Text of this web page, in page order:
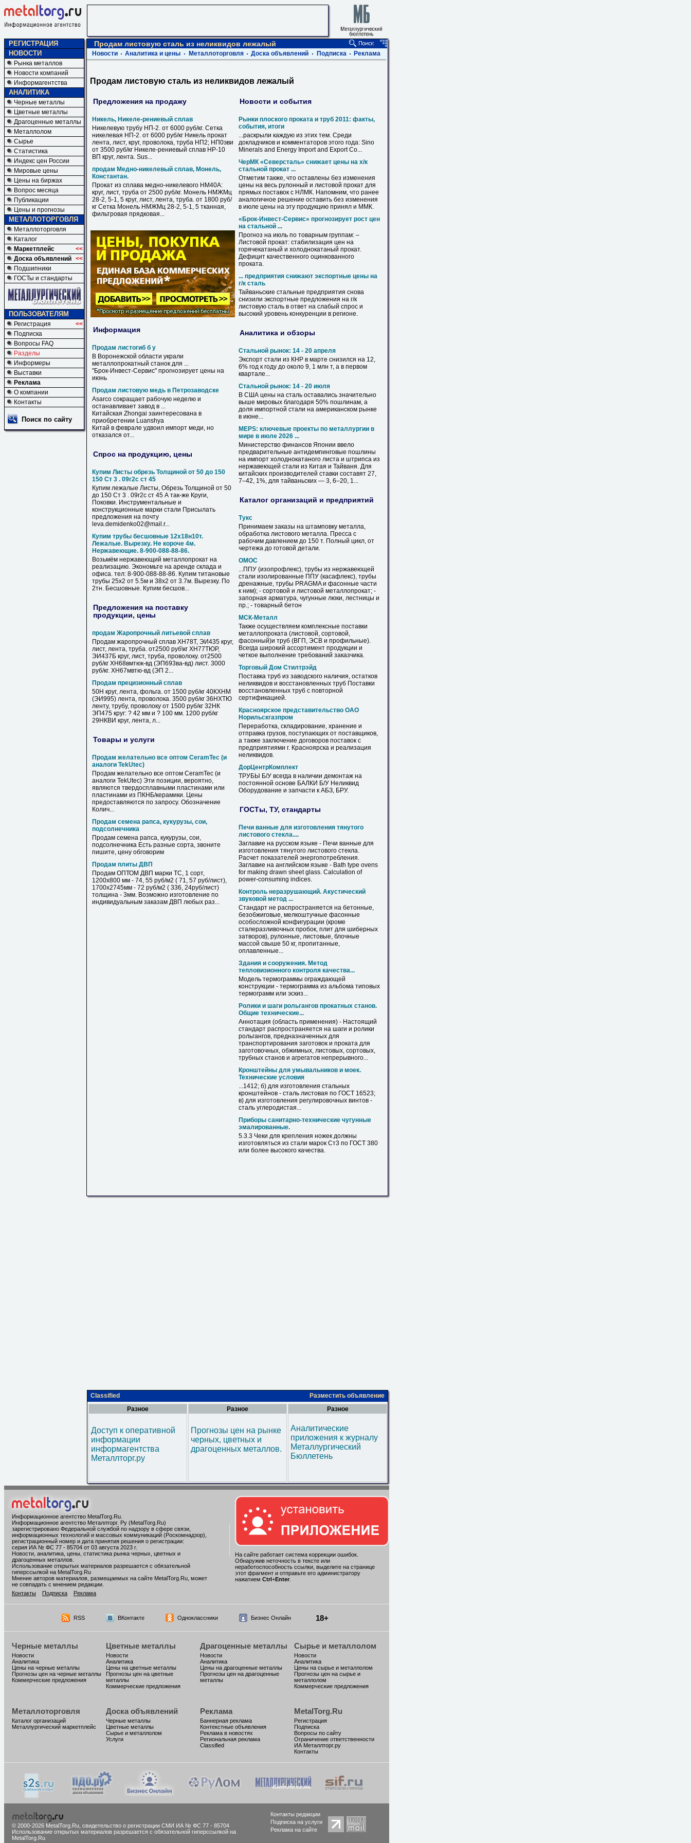
РЕГИСТРАЦИЯ
НОВОСТИ
Рынка металлов
Новости компаний
Информагентства
АНАЛИТИКА
Черные металлы
Цветные металлы
Драгоценные металлы
Металлолом
Сырье
Статистика
Индекс цен России
Мировые цены
Цены на биржах
Вопрос месяца
Публикации
Цены и прогнозы
МЕТАЛЛОТОРГОВЛЯ
Металлоторговля
Каталог
Маркетплейс
<<
Доска объявлений <<
Подшипники
ГОСТы и стандарты
ПОЛЬЗОВАТЕЛЯМ
Регистрация
<<
Подписка
Вопросы FAQ
Разделы
Информеры
Выставки
Реклама
О компании
Контакты
Поиск по сайту
Продам листовую сталь из неликвидов лежалый
Новости Аналитика и цены Металлоторговля Доска объявлений Подписка Реклама
Продам листовую сталь из неликвидов лежалый
Предложения на продажу
Никель, Никеле-рениевый сплав
Никелевую трубу НП-2. от 6000 руб/кг. Сетка
никелевая НП-2. от 6000 руб/кг Никель прокат
лента, лист, круг, проволока, труба НП2; НП0эви
от 3500 руб/кг Никеле-рениевый сплав НР-10
ВП круг, лента. Sus...
продам Медно-никелевый сплав, Монель,
Константан.
Прокат из сплава медно-никелевого НМ40А:
круг, лист, труба от 2500 руб/кг. Монель НМЖМц
28-2, 5-1, 5 круг, лист, лента, труба. от 1800 руб/
кг Сетка Монель НМЖМц 28-2, 5-1, 5 тканная,
фильтровая прядковая...
Информация
Продам листогиб б у
В Воронежской области украли
металлопрокатный станок для ...
"Брок-Инвест-Сервис" прогнозирует цены на
июнь
Продам листовую медь в Петрозаводске
Asarco сокращает рабочую неделю и
останавливает завод в ...
Китайская Zhongai заинтересована в
приобретении Luanshya
Китай в феврале удвоил импорт меди, но
отказался от...
Спрос на продукцию, цены
Купим Листы обрезь Толщиной от 50 до 150
150 Ст 3 . 09г2с ст 45
Купим лежалые Листы, Обрезь Толщиной от 50
до 150 Ст 3 . 09г2с ст 45 А так-же Круги,
Поковки. Инструментальные и
конструкционные марки стали Присылать
предложения на почту
leva.demidenko02@mail.r...
Купим трубы бесшовные 12х18н10т.
Лежалые. Вырезку. Не короче 4м.
Нержавеющие. 8-900-088-88-86.
Возьмём нержавеющий металлопрокат на
реализацию. Экономьте на аренде склада и
офиса. тел: 8-900-088-88-86. Купим титановые
трубы 25х2 от 5.5м и 38х2 от 3.7м. Вырезку. По
2тн. Бесшовные. Купим бесшов...
Предложения на поставку
продукции, цены
продам Жаропрочный литьевой сплав
Продам жаропрочный сплав ХН78Т, ЭИ435 круг,
лист, лента, труба. от2500 руб\кг ХН77ТЮР,
ЭИ437Б круг, лист, труба, проволоку. от2500
руб/кг ХН68вмтюк-вд (ЭП693ва-вд) лист. 3000
руб/кг. ХН67мвтю-вд (ЭП 2...
Продам прецизионный сплав
50Н круг, лента, фольга. от 1500 руб/кг 40КХНМ
(ЭИ995) лента, проволока. 3500 руб/кг 36НХТЮ
ленту, трубу, проволоку от 1500 руб/кг 32НК
ЭП475 круг: ? 42 мм и ? 100 мм. 1200 руб/кг
29НКВИ круг, лента, л...
Товары и услуги
Продам желательно все оптом CeramTec (и
аналоги TekUtec)
Продам желательно все оптом CeramTec (и
аналоги TekUtec) Эти позиции, вероятно,
являются твердосплавными пластинами или
пластинами из ПКНБ/керамики. Цены
предоставляются по запросу. Обозначение
Колич...
Продам семена рапса, кукурузы, сои,
подсолнечника
Продам семена рапса, кукурузы, сои,
подсолнечника Есть разные сорта, звоните
пишите, цену обговорим
Продам плиты ДВП
Продам ОПТОМ ДВП марки ТС, 1 сорт,
1200х800 мм - 74, 55 руб/м2 ( 71, 57 руб/лист),
1700х2745мм - 72 руб/м2 ( 336, 24руб/лист)
толщина - 3мм. Возможно изготовление по
индивидуальным заказам ДВП любых раз...
Новости и события
Рынки плоского проката и труб 2011: факты,
события, итоги
...раскрыли каждую из этих тем. Среди
докладчиков и комментаторов этого года: Sino
Minerals and Energy Import and Export Co...
ЧерМК «Северсталь» снижает цены на х/к
стальной прокат ...
Отметим также, что оставлены без изменения
цены на весь рулонный и листовой прокат для
прямых поставок с НЛМК. Напомним, что ранее
аналогичное решение оставить без изменения
в июле цены на эту продукцию принял и ММК.
«Брок-Инвест-Сервис» прогнозирует рост цен
на стальной ...
Прогноз на июль по товарным группам: –
Листовой прокат: стабилизация цен на
горячекатаный и холоднокатаный прокат.
Дефицит качественного оцинкованного
проката.
... предприятия снижают экспортные цены на
г/к сталь
Тайваньские стальные предприятия снова
снизили экспортные предложения на г/к
листовую сталь в ответ на слабый спрос и
высокий уровень конкуренции в регионе.
Аналитика и обзоры
Стальной рынок: 14 - 20 апреля
Экспорт стали из КНР в марте снизился на 12,
6% год к году до около 9, 1 млн т, а в первом
квартале...
Стальной рынок: 14 - 20 июля
В США цены на сталь оставались значительно
выше мировых благодаря 50% пошлинам, а
доля импортной стали на американском рынке
в июне...
MEPS: ключевые проекты по металлургии в
мире в июле 2026 ...
Министерство финансов Японии ввело
предварительные антидемпинговые пошлины
на импорт холоднокатаного листа и штрипса из
нержавеющей стали из Китая и Тайваня. Для
китайских производителей ставки составят 27,
7–42, 1%, для тайваньских — 3, 6–20, 1...
Каталог организаций и предприятий
Тукс
Принимаем заказы на штамповку металла,
обработка листового металла. Пресса с
рабочим давлением до 150 т. Полный цикл, от
чертежа до готовой детали.
ОМОС
...ППУ (изопрофлекс), трубы из нержавеющей
стали изолированные ППУ (касафлекс), трубы
дренажные, трубы PRAGMA и фасонные части
к ним); - сортовой и листовой металлопрокат; -
запорная арматура, чугунные люки, лестницы и
пр.; - товарный бетон
МСК-Металл
Также осуществляем комплексные поставки
металлопроката (листовой, сортовой,
фасонный)и труб (ВГП, ЭСВ и профильные).
Всегда широкий ассортимент продукции и
четкое выполнение требований заказчика.
Торговый Дом Стилтрэйд
Поставка труб из заводского наличия, остатков
неликвидов и восстановленных труб Поставки
восстановленных труб с повторной
сертификацией.
Красноярское представительство ОАО
Норильскгазпром
Переработка, складирование, хранение и
отправка грузов, поступающих от поставщиков,
а также заключение договоров поставок с
предприятиями г. Красноярска и реализация
неликвидов.
ДорЦентрКомплект
ТРУБЫ Б/У всегда в наличии демонтаж на
постоянной основе БАЛКИ Б/У Неликвид
Оборудование и запчасти к АБЗ, БРУ.
ГОСТы, ТУ, стандарты
Печи ванные для изготовления тянутого
листового стекла....
Заглавие на русском языке - Печи ванные для
изготовления тянутого листового стекла.
Расчет показателей энергопотребления.
Заглавие на английском языке - Bath type ovens
for making drawn sheet glass. Calculation of
power-consuming indices.
Контроль неразрушающий. Акустический
звуковой метод ...
Стандарт не распространяется на бетонные,
безобжиговые, мелкоштучные фасонные
особосложной конфигурации (кроме
сталеразливочных пробок, плит для шиберных
затворов), рулонные, листовые, блочные
массой свыше 50 кг, пропитанные,
оплавленные...
Здания и сооружения. Метод
тепловизионного контроля качества...
Модель термограммы ограждающей
конструкции - термограмма из альбома типовых
термограмм или эскиз...
Ролики и шаги рольгангов прокатных станов.
Общие технические...
Аннотация (область применения) - Настоящий
стандарт распространяется на шаги и ролики
рольгангов, предназначенных для
транспортирования заготовок и проката для
заготовочных, обжимных, листовых, сортовых,
трубных станов и агрегатов непрерывного...
Кронштейны для умывальников и моек.
Технические условия
...1412; б) для изготовления стальных
кронштейнов - сталь листовая по ГОСТ 16523;
в) для изготовления регулировочных винтов -
сталь углеродистая...
Приборы санитарно-технические чугунные
эмалированные.
5.3.3 Чеки для крепления ножек должны
изготовляться из стали марок Ст3 по ГОСТ 380
или более высокого качества.
Classified
Разместить объявление
Разное
Доступ к оперативной
информации
информагентства
Металлторг.ру
Разное
Прогнозы цен на рынке
черных, цветных и
драгоценных металлов.
Разное
Аналитические
приложения к журналу
Металлургический
Бюллетень
Информационное агентство MetalTorg.Ru
Информационное агентство Металлторг. Ру (MetalTorg.Ru)
зарегистрировано Федеральной службой по надзору в сфере связи,
информационных технологий и массовых коммуникаций (Роскомнадзор),
регистрационный номер и дата принятия решения о регистрации:
серия ИА № ФС 77 - 85704 от 03 августа 2023 г.
Новости, аналитика, цены, статистика рынка черных, цветных и
драгоценных металлов.
Использование открытых материалов разрешается с обязательной
гиперссылкой на MetalTorg.Ru
Мнение авторов материалов, размещаемых на сайте MetalTorg.Ru, может
не совпадать с мнением редакции.
Контакты
Подписка Реклама
На сайте работает система коррекции ошибок.
Обнаружив неточность в тексте или
неработоспособность ссылки, выделите на странице
этот фрагмент и отправьте его администратору
нажатием Ctrl +Enter.
RSS ВКонтакте Одноклассники Бизнес Онлайн 18+
Черные металлы
Новости
Аналитика
Цены на черные металлы
Прогнозы цен на черные металлы
Коммерческие предложения
Цветные металлы
Новости
Аналитика
Цены на цветные металлы
Прогнозы цен на цветные
металлы
Коммерческие предложения
Драгоценные металлы
Новости
Аналитика
Цены на драгоценные металлы
Прогнозы цен на драгоценные
металлы
Сырье и металлолом
Новости
Аналитика
Цены на сырье и металлолом
Прогнозы цен на сырье и
металлолом
Коммерческие предложения
Металлоторговля
Каталог организаций
Металлургический маркетплейс
Доска объявлений
Черные металлы
Цветные металлы
Сырье и металлолом
Услуги
Реклама
Баннерная реклама
Контекстные объявления
Реклама в новостях
Региональная реклама
Classified
MetalTorg.Ru
Регистрация
Подписка
Вопросы по сайту
Ограничение ответственности
ИА Металлторг.ру
Контакты
© 2000-2026 MetalTorg.Ru, cвидетельство о регистрации СМИ ИА № ФС 77 - 85704
Использование открытых материалов разрешается с обязательной гиперссылкой на
MetalTorg.Ru
Контакты редакции
Подписка на услуги
Реклама на сайте